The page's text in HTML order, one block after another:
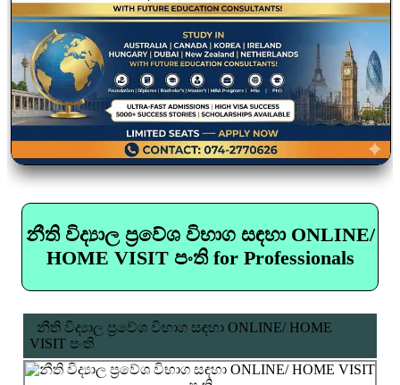
නීති විද්‍යාල ප්‍රවේශ විභාග සඳහා ONLINE/
HOME VISIT පංති for Professionals
නීති විද්‍යාල ප්‍රවේශ විභාග සඳහා ONLINE/ HOME
VISIT පංති